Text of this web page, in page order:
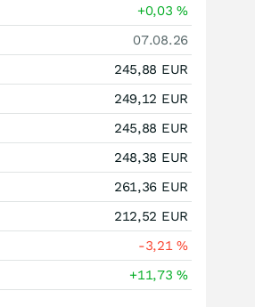
+0,03%
07.08.26
245,88 EUR
249,12 EUR
245,88 EUR
248,38 EUR
261,36 EUR
212,52 EUR
-3,21%
+11,73%